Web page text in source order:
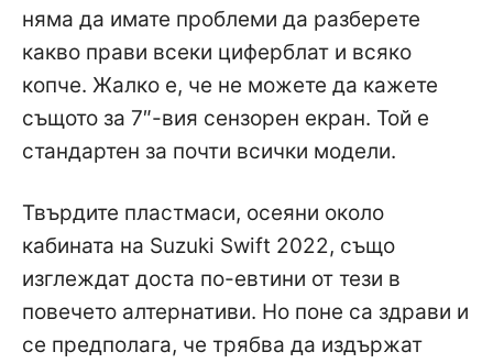
няма да имате проблеми да разберете
какво прави всеки циферблат и всяко
копче. Жалко е, че не можете да кажете
същото за 7″-вия сензорен екран. Той е
стандартен за почти всички модели.
Твърдите пластмаси, осеяни около
кабината на Suzuki Swift 2022, също
изглеждат доста по-евтини от тези в
повечето алтернативи. Но поне са здрави и
се предполага, че трябва да издържат